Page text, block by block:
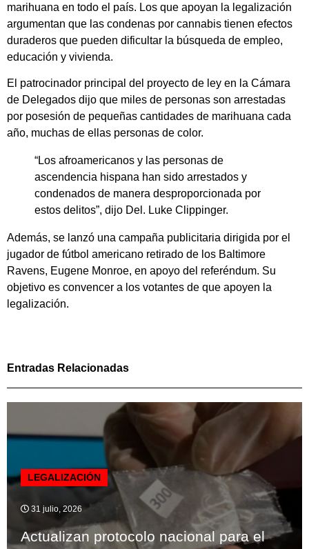
marihuana en todo el país. Los que apoyan la legalización
argumentan que las condenas por cannabis tienen efectos
duraderos que pueden dificultar la búsqueda de empleo,
educación y vivienda.
El patrocinador principal del proyecto de ley en la Cámara
de Delegados dijo que miles de personas son arrestadas
por posesión de pequeñas cantidades de marihuana cada
año, muchas de ellas personas de color.
“Los afroamericanos y las personas de
ascendencia hispana han sido arrestados y
condenados de manera desproporcionada por
estos delitos”, dijo Del. Luke Clippinger.
Además, se lanzó una campaña publicitaria dirigida por el
jugador de fútbol americano retirado de los Baltimore
Ravens, Eugene Monroe, en apoyo del referéndum. Su
objetivo es convencer a los votantes de que apoyen la
legalización.
Entradas Relacionadas
LEGALIZACIÓN
31 julio, 2026
Actualizan protocolo nacional para el